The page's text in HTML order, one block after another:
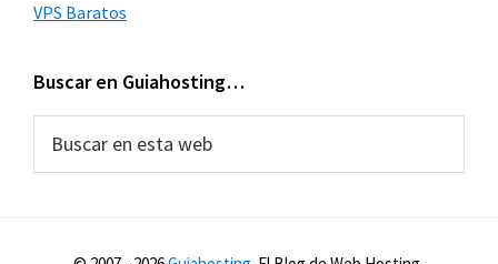
VPS Baratos
Buscar en Guiahosting…